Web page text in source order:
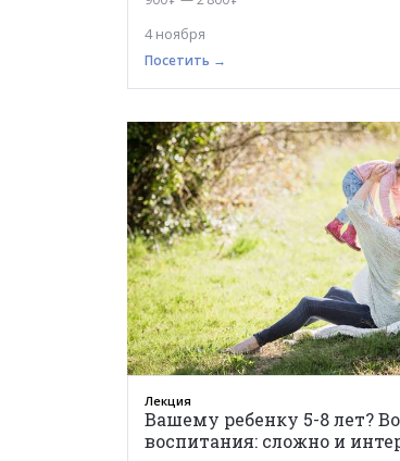
4 ноября
Посетить →
Лекция
Вашему ребенку 5-8 лет?
воспитания: сложно и